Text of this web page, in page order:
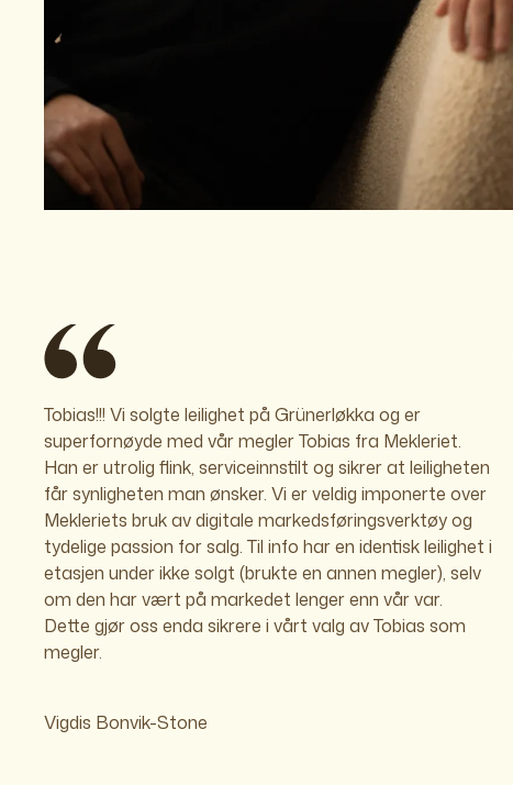
Tobias!!! Vi solgte leilighet på Grünerløkka og er
superfornøyde med vår megler Tobias fra Mekleriet.
Han er utrolig flink, serviceinnstilt og sikrer at leiligheten
får synligheten man ønsker. Vi er veldig imponerte over
Mekleriets bruk av digitale markedsføringsverktøy og
tydelige passion for salg. Til info har en identisk leilighet i
etasjen under ikke solgt (brukte en annen megler), selv
om den har vært på markedet lenger enn vår var.
Dette gjør oss enda sikrere i vårt valg av Tobias som
megler.
Vigdis Bonvik-Stone